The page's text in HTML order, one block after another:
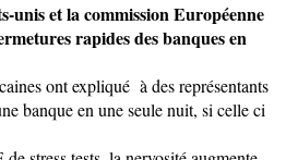
unis et la commission Européenne
rapides des banques en
ont expliqué à des représentants
banque en une seule nuit, si celle ci